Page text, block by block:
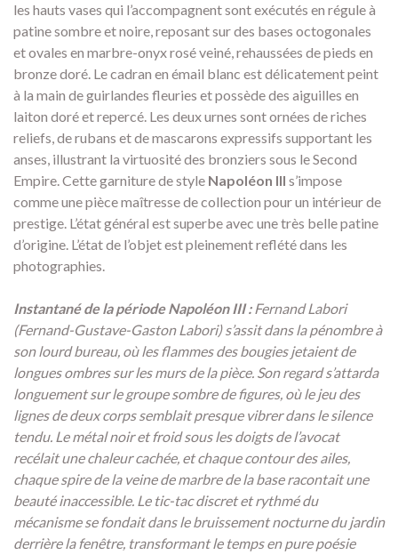
les hauts vases qui l’accompagnent sont exécutés en régule à
patine sombre et noire, reposant sur des bases octogonales
et ovales en marbre-onyx rosé veiné, rehaussées de pieds en
bronze doré. Le cadran en émail blanc est délicatement peint
à la main de guirlandes fleuries et possède des aiguilles en
laiton doré et repercé. Les deux urnes sont ornées de riches
reliefs, de rubans et de mascarons expressifs supportant les
anses, illustrant la virtuosité des bronziers sous le Second
Empire. Cette garniture de style Napoléon III s’impose
comme une pièce maîtresse de collection pour un intérieur de
prestige. L’état général est superbe avec une très belle patine
d’origine. L’état de l’objet est pleinement reflété dans les
photographies.
Instantané de la période Napoléon III : Fernand Labori
(Fernand-Gustave-Gaston Labori) s’assit dans la pénombre à
son lourd bureau, où les flammes des bougies jetaient de
longues ombres sur les murs de la pièce. Son regard s’attarda
longuement sur le groupe sombre de figures, où le jeu des
lignes de deux corps semblait presque vibrer dans le silence
tendu. Le métal noir et froid sous les doigts de l’avocat
recélait une chaleur cachée, et chaque contour des ailes,
chaque spire de la veine de marbre de la base racontait une
beauté inaccessible. Le tic-tac discret et rythmé du
mécanisme se fondait dans le bruissement nocturne du jardin
derrière la fenêtre, transformant le temps en pure poésie